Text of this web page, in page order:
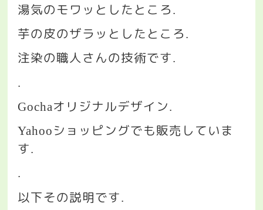
湯気のモワッとしたところ .
芋の皮のザラッとしたところ .
注染の職人さんの技術です.
.
Gochaオリジナルデザイン.
Yahoo ショッピングでも販売していま
す.
.
以下その説明です.